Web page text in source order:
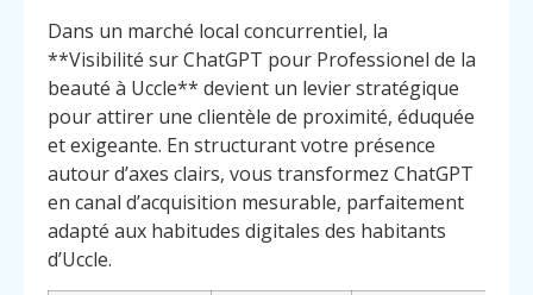
Contact
Appelez
Dans un marché local concurrentiel, la
**Visibilité sur ChatGPT pour Professionel de la
beauté à Uccle** devient un levier stratégique
pour attirer une clientèle de proximité, éduquée
et exigeante. En structurant votre présence
autour d’axes clairs, vous transformez ChatGPT
en canal d’acquisition mesurable, parfaitement
adapté aux habitudes digitales des habitants
d’Uccle.